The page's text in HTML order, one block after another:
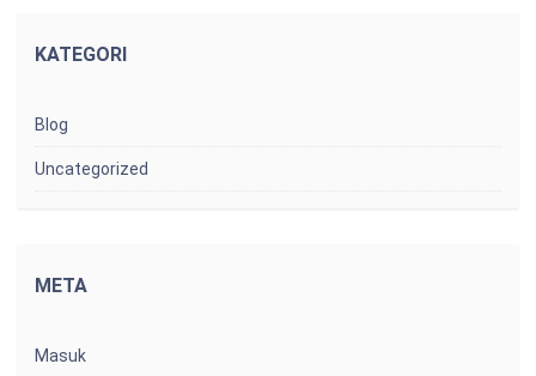
KATEGORI
Blog
Uncategorized
META
Masuk